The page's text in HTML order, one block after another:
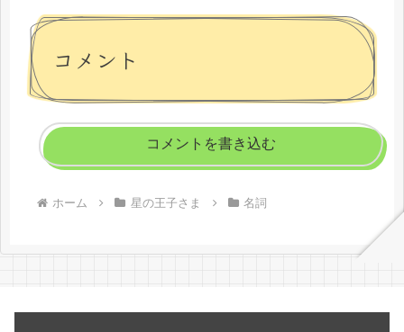
コメント
コメントを書き込む
ホーム 星の王子さま 名詞